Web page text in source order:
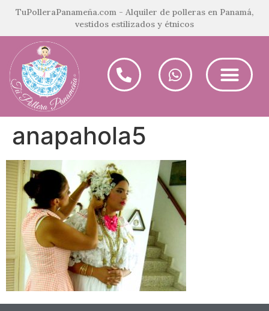
TuPolleraPanameña.com - Alquiler de polleras en Panamá,
vestidos estilizados y étnicos
anapahola5